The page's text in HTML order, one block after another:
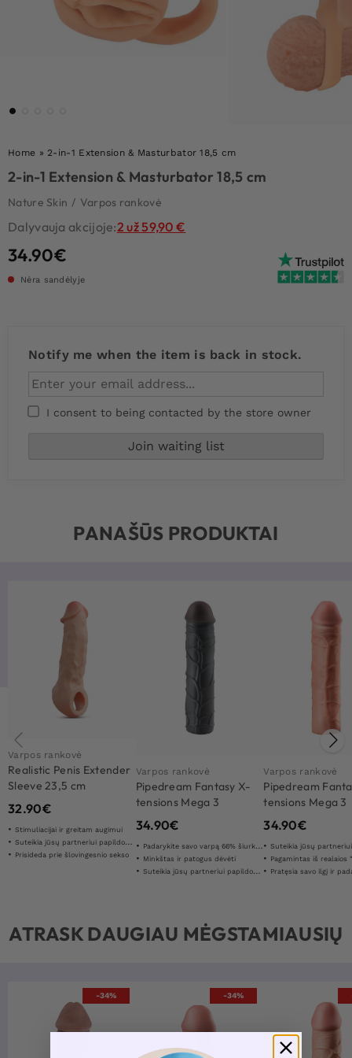
Home » 2-in-1 Extension & Masturbator 18,5 cm
2-in-1 Extension & Masturbator 18,5 cm
Nature Skin / Varpos rankovė
Dalyvauja akcijoje:2 už 59,90 €
34.90€
Nėra sandėlyje
Notify me when the item is back in stock.
I consent to being contacted by the store owner
PANAŠŪS PRODUKTAI
Varpos rankovė
Realistic Penis Extender
Sleeve 23,5 cm
32.90€
Stimuliacijai ir greitam augimui
Suteikia jūsų partneriui papildomą stimuliaciją
Prisideda prie šlovingesnio sekso
Varpos rankovė
Pipedream Fantasy X-
tensions Mega 3
Extension Black
34.90€
Padarykite savo varpą 66% šiurkštesnę
Minkštas ir patogus dėvėti
Suteikia jūsų partneriui papildomą stimuliaciją
Varpos rankovė
Pipedream
tensions Mega 3
Extension
34.90€
Suteikia jūsų partneriui
Pagamintas iš realaios
Pratęsia savo ilgį ir padaro
ATRASK DAUGIAU MĖGSTAMIAUSIŲ
-34% -34%